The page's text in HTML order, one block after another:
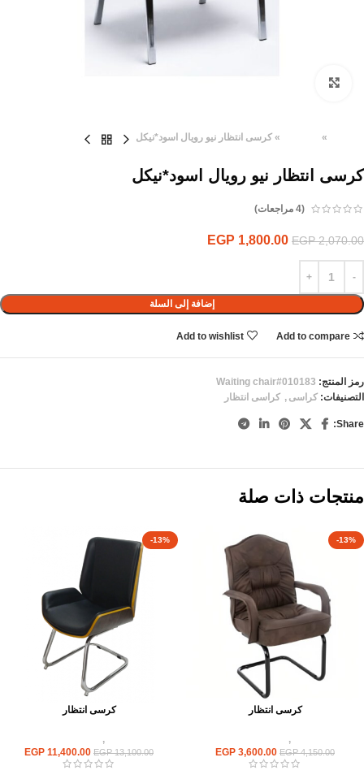
»
» كرسى انتظار نيو رويال اسود*نيكل
كرسى انتظار نيو رويال اسود*نيكل
(
4 مراجعات)
EGP2,070.00
EGP 1,800.00
إضافة إلى السلة
Add to compare
Add to wishlist
رمز المنتج: Waiting chair#010183
التصنيفات: كراسى , كراسى انتظار
Share:
منتجات ذات صلة
-13%
كرسى انتظار
,
EGP4,150.00
EGP 3,600.00
-13%
كرسى انتظار
,
EGP13,100.00
EGP 11,400.00